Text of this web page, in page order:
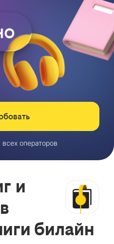
операторов
и
билайн